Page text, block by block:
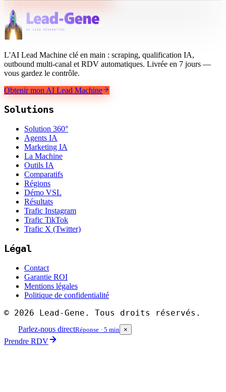
L'AI Lead Machine clé en main : scraping, qualification IA,
outbound multi-canal et RDV automatiques. Livrée en 7 jours —
vous gardez le contrôle.
Obtenir mon AI Lead Machine
Solutions
Solution 360°
Agents IA
Marketing IA
La Machine
Outils IA
Comparatifs
Régions
Démo VSL
Résultats
Trafic Instagram
Trafic TikTok
Trafic X (Twitter)
Légal
Contact
Garantie ROI
Mentions légales
Politique de confidentialité
© 2026 Lead-Gene. Tous droits réservés.
Parlez-nous directRéponse · 5 min ×
Prendre RDV